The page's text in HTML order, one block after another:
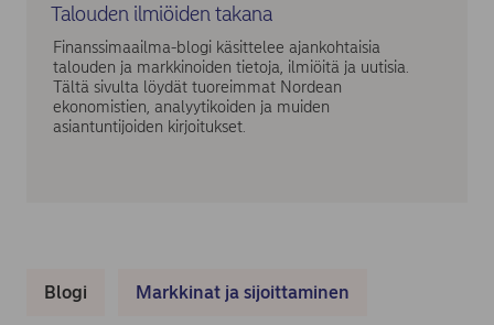
Talouden ilmiöiden takana
Finanssimaailma-blogi käsittelee ajankohtaisia
talouden ja markkinoiden tietoja, ilmiöitä ja uutisia.
Tältä sivulta löydät tuoreimmat Nordean
ekonomistien, analyytikoiden ja muiden
asiantuntijoiden kirjoitukset.
Blogi Markkinat ja sijoittaminen